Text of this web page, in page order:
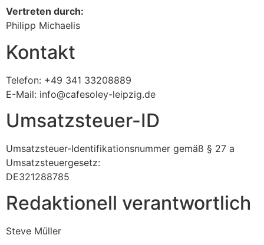
Vertreten durch:
Philipp Michaelis
Kontakt
Telefon: +49 341 33208889
E-Mail: info@cafesoley-leipzig.de
Umsatzsteuer-ID
Umsatzsteuer-Identifikationsnummer gemäß § 27 a
Umsatzsteuergesetz:
DE321288785
Redaktionell verantwortlich
Steve Müller